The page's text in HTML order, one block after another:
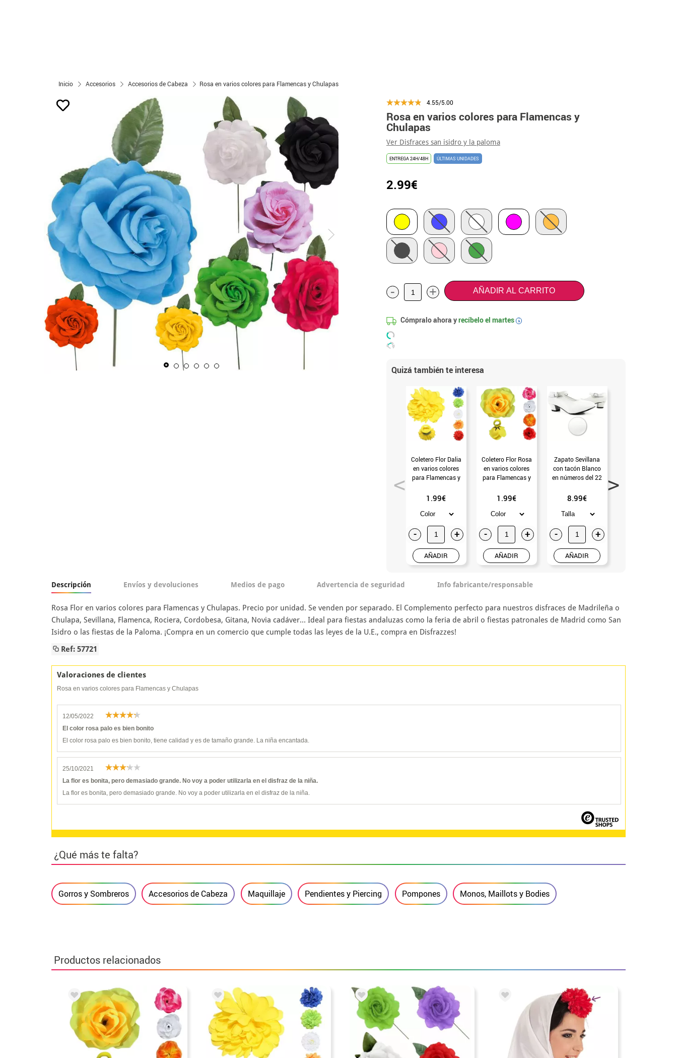
Inicio Accesorios Accesorios de Cabeza Rosa en varios colores para Flamencas y Chulapas
4.55/5.00
Rosa en varios colores para Flamencas y
Chulapas
Ver Disfraces san isidro y la paloma
ENTREGA 24H/48H ÚLTIMAS UNIDADES
2.99€
- + AÑADIR AL CARRITO
Cómpralo ahora yrecíbelo el martes i
Quizá también te interesa
Coletero Flor Dalia
en varios colores
para Flamencas y
1.99€
- +
AÑADIR
Coletero Flor Rosa
en varios colores
para Flamencas y
1.99€
- +
AÑADIR
Zapato Sevillana
con tacón Blanco
en números del 22
8.99€
- +
AÑADIR
Descripción Envíos y devoluciones Medios de pago Advertencia de seguridad Info fabricante/responsable
Rosa Flor en varios colores para Flamencas y Chulapas. Precio por unidad. Se venden por separado. El Complemento perfecto para nuestros disfraces de Madrileña o
Chulapa, Sevillana, Flamenca, Rociera, Cordobesa, Gitana, Novia cadáver... Ideal para fiestas andaluzas como la feria de abril o fiestas patronales de Madrid como San
Isidro o las fiestas de la Paloma. ¡Compra en un comercio que cumple todas las leyes de la U.E., compra en Disfrazzes!
Ref: 57721
Valoraciones de clientes
Rosa en varios colores para Flamencas y Chulapas
12/05/2022
El color rosa palo es bien bonito
El color rosa palo es bien bonito, tiene calidad y es de tamaño grande. La niña encantada.
25/10/2021
La flor es bonita, pero demasiado grande. No voy a poder utilizarla en el disfraz de la niña.
La flor es bonita, pero demasiado grande. No voy a poder utilizarla en el disfraz de la niña.
¿Qué más te falta?
Gorros y Sombreros Accesorios de Cabeza Maquillaje Pendientes y Piercing Pompones Monos, Maillots y Bodies
Productos relacionados